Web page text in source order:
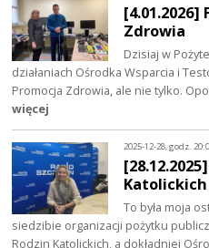
Zdrowia
Dzisiaj w
działaniach Ośrodka Wsparcia i
Promocja Zdrowia, ale nie tylko.
więcej
2025-12-28, godz.
To była moja
siedzibie organizacji pożytku
Rodzin Katolickich, a dokładniej